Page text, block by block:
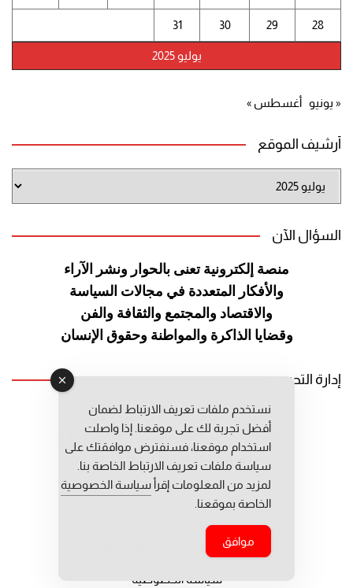
يوليو 2025
28
29
30
31
« يونيو أغسطس »
أرشيف الموقع
الموقع
السؤال الآن
منصة إلكترونية تعنى بالحوار ونشر
الآراء
والأفكار المتعددة في مجالات السياسة
والاقتصاد والمجتمع والثقافة والفن
وقضايا الذاكرة والمواطنة وحقوق الإنسان
إدارة التحرير
رئيس التحرير: عبد الرحيم التوراني
رئيس التحرير المساعد: المعطي قبال
مديرة التحرير: فاطمة حوحو
جميع حقوق النشر محفوظة © 2026
سياسة الخصوصية
نستخدم ملفات تعريف الارتباط لضمان
أفضل تجربة لك على موقعنا. إذا واصلت
استخدام موقعنا، فسنفترض موافقتك على
سياسة ملفات تعريف الارتباط الخاصة بنا.
لمزيد من المعلومات إقرأ سياسة الخصوصية
الخاصة بموقعنا.
موافق